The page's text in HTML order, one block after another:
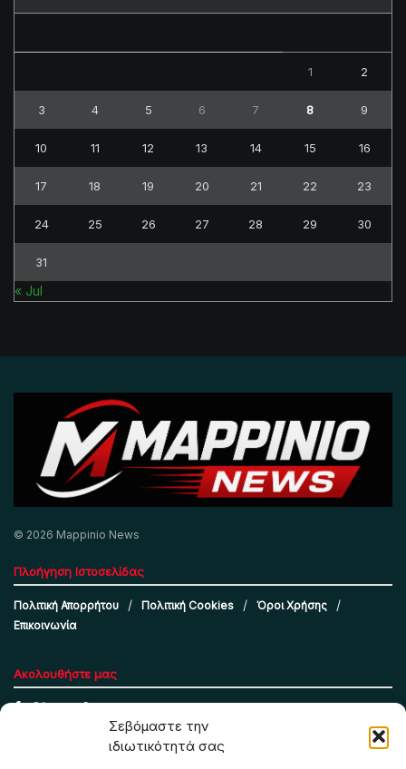
Σεβόμαστε την
ιδιωτικότητά σας
1 2
3 4 5 6 7 8 9
10 11 12 13 14 15 16
17 18 19 20 21 22 23
24 25 26 27 28 29 30
31
« Jul
© 2026 Mappinio News
Πλοήγηση Ιστοσελίδας
Πολιτική Απορρήτου Πολιτική Cookies
Όροι Χρήσης
Επικοινωνία
Ακολουθήστε μας